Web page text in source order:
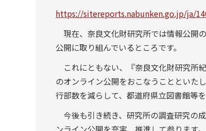
https://sitereports.nabunken.go.jp/ja/
現在、奈良文化財研究所では情報公開
公開に取り組んでいるところです。
これにともない、『奈良文化財研究所
のオンライン公開をおこなうことといた
行部数を減らして、都道府県立図書館等
今後も引き続き、研究所の調査研究の